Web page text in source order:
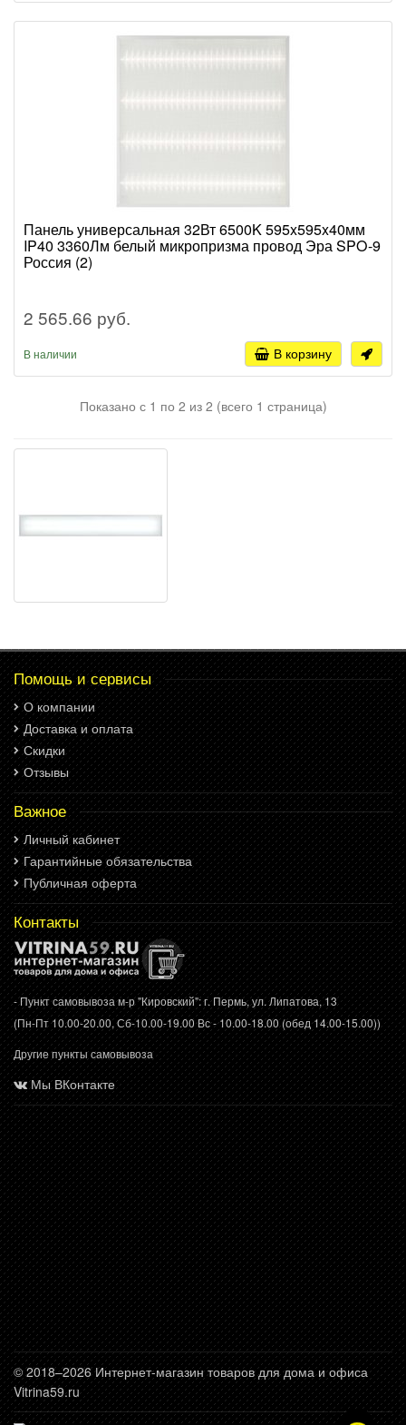
Панель универсальная 32Вт 6500K 595x595x40мм
IP40 3360Лм белый микропризма провод Эра SPO-9
Россия (2)
2 565.66 руб.
В наличии В корзину
Показано с 1 по 2 из 2 (всего 1 страница)
Помощь и сервисы
О компании
Доставка и оплата
Скидки
Отзывы
Важное
Личный кабинет
Гарантийные обязательства
Публичная оферта
Контакты
- Пункт самовывоза м-р "Кировский": г. Пермь, ул. Липатова, 13
(Пн-Пт 10.00-20.00, Сб-10.00-19.00 Вс - 10.00-18.00 (обед 14.00-15.00))
Другие пункты самовывоза
Мы ВКонтакте
© 2018–2026 Интернет-магазин товаров для дома и офиса
Vitrina59.ru